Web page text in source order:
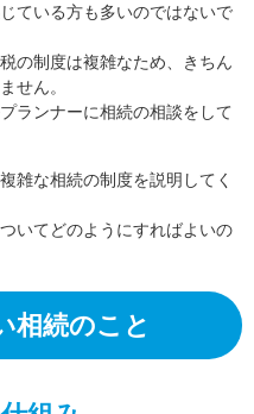
ている方も多いのではないで
の制度は複雑なため、きちん
せん。
ランナーに相続の相談をして
雑な相続の制度を説明してく
いてどのようにすればよいの
相続のこと